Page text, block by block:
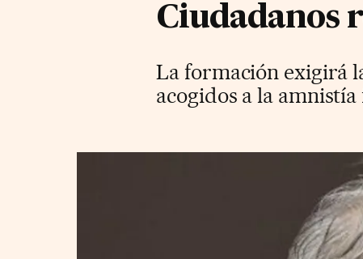
Ciudadanos
La formación exigirá
acogidos a la amnistía